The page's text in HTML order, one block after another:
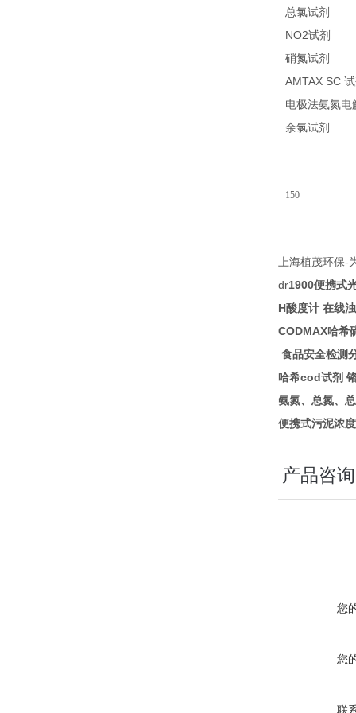
总氯试剂
NO2试剂
硝氮试剂
AMTAX SC
电极法氨氮电
余氯试剂
150
上海植茂环保-
dr1900便携式
H酸度计 在线
CODMAX哈希
食品安全检测
哈希cod试剂
氨氮、总氮、
便携式污泥浓
产品咨询
您
您
联